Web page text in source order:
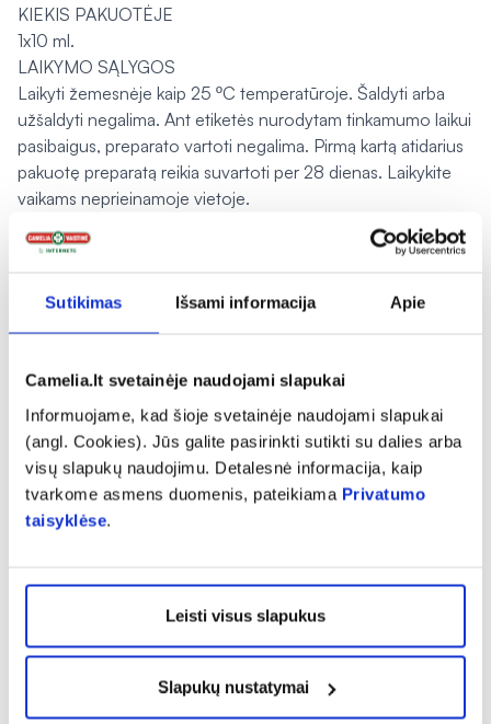
Sutikimas Išsami informacija Apie
Camelia.lt svetainėje naudojami slapukai
Informuojame, kad šioje svetainėje naudojami slapukai
(angl. Cookies). Jūs galite pasirinkti sutikti su dalies arba
visų slapukų naudojimu. Detalesnė informacija, kaip
tvarkome asmens duomenis, pateikiama Privatumo
taisyklėse.
Leisti visus slapukus
Slapukų nustatymai
KIEKIS PAKUOTĖJE
1x10 ml.
LAIKYMO SĄLYGOS
Laikyti žemesnėje kaip 25 ºC temperatūroje. Šaldyti arba
užšaldyti negalima. Ant etiketės nurodytam tinkamumo laikui
pasibaigus, preparato vartoti negalima. Pirmą kartą atidarius
pakuotę preparatą reikia suvartoti per 28 dienas. Laikykite
vaikams neprieinamoje vietoje.
PERŽIŪROS DATA
2009 m. kovo mėn.
Pranešti apie klaidą prekės aprašyme
Sudedamosios dalys